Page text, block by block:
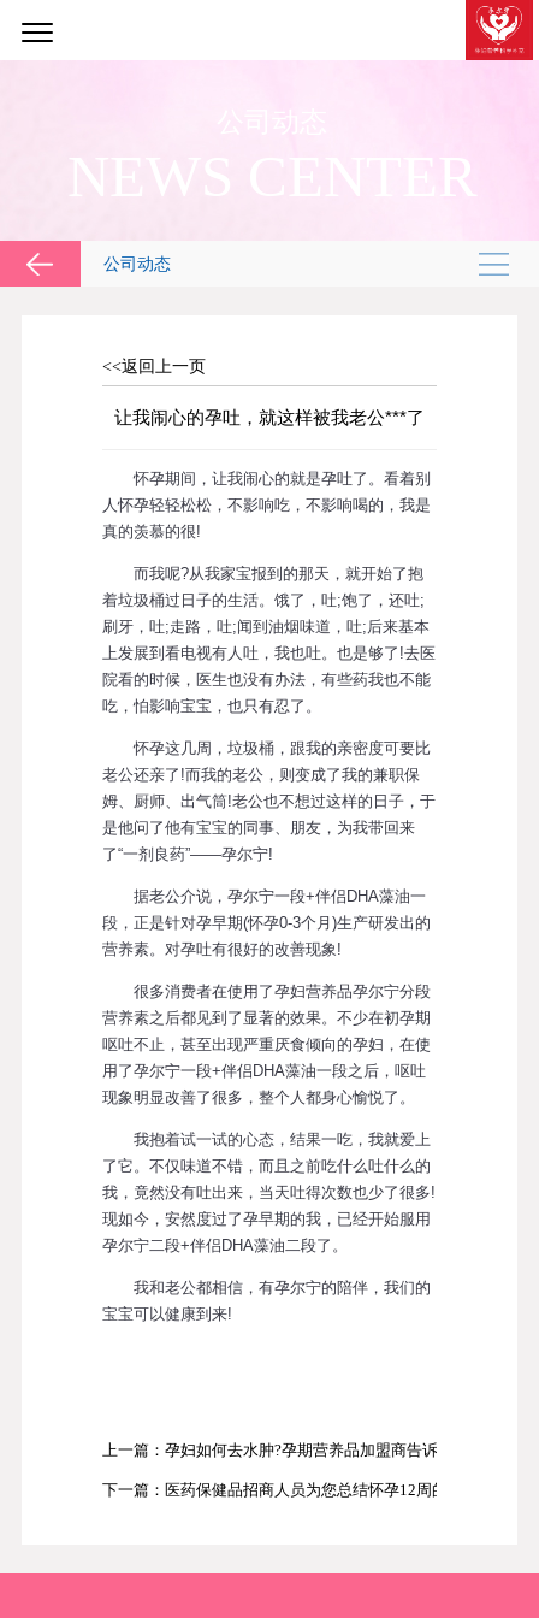
公司动态
NEWS CENTER
公司动态
<<返回上一页
让我闹心的孕吐，就这样被我老公***了
怀孕期间，让我闹心的就是孕吐了。看着别
人怀孕轻轻松松，不影响吃，不影响喝的，我是
真的羡慕的很!
而我呢?从我家宝报到的那天，就开始了抱
着垃圾桶过日子的生活。饿了，吐;饱了，还吐;
刷牙，吐;走路，吐;闻到油烟味道，吐;后来基本
上发展到看电视有人吐，我也吐。也是够了!去医
院看的时候，医生也没有办法，有些药我也不能
吃，怕影响宝宝，也只有忍了。
怀孕这几周，垃圾桶，跟我的亲密度可要比
老公还亲了!而我的老公，则变成了我的兼职保
姆、厨师、出气筒!老公也不想过这样的日子，于
是他问了他有宝宝的同事、朋友，为我带回来
了“一剂良药”——孕尔宁!
据老公介说，孕尔宁一段+伴侣DHA藻油一
段，正是针对孕早期(怀孕0-3个月)生产研发出的
营养素。对孕吐有很好的改善现象!
很多消费者在使用了孕妇营养品孕尔宁分段
营养素之后都见到了显著的效果。不少在初孕期
呕吐不止，甚至出现严重厌食倾向的孕妇，在使
用了孕尔宁一段+伴侣DHA藻油一段之后，呕吐
现象明显改善了很多，整个人都身心愉悦了。
我抱着试一试的心态，结果一吃，我就爱上
了它。不仅味道不错，而且之前吃什么吐什么的
我，竟然没有吐出来，当天吐得次数也少了很多!
现如今，安然度过了孕早期的我，已经开始服用
孕尔宁二段+伴侣DHA藻油二段了。
我和老公都相信，有孕尔宁的陪伴，我们的
宝宝可以健康到来!
上一篇：孕妇如何去水肿?孕期营养品加盟商告诉您!
下一篇：医药保健品招商人员为您总结怀孕12周的注